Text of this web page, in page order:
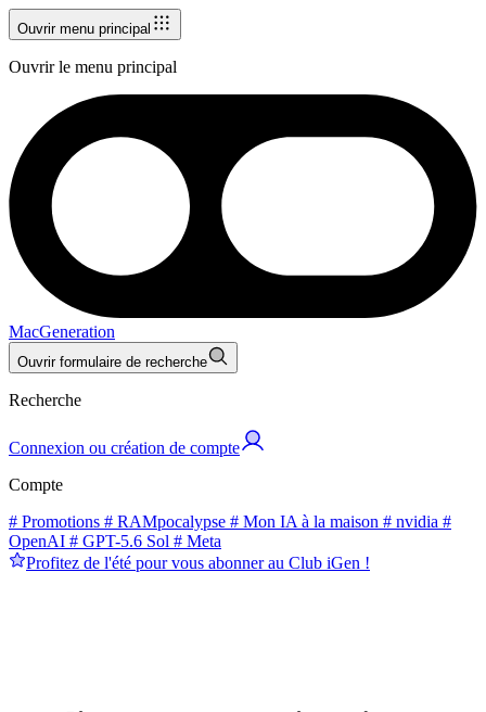
Ouvrir menu principal
Ouvrir le menu principal
MacGeneration
Ouvrir formulaire de recherche
Recherche
Connexion ou création de compte
Compte
# Promotions # RAMpocalypse # Mon IA à la maison # nvidia #
OpenAI # GPT-5.6 Sol # Meta
Profitez de l'été pour vous abonner au Club iGen !